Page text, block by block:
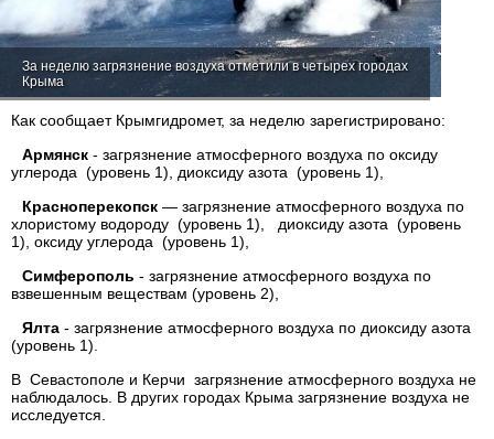
За неделю загрязнение воздуха отметили в четырех городах
Крыма
Как сообщает Крымгидромет, за неделю зарегистрировано:
Армянск - загрязнение атмосферного воздуха по оксиду
углерода (уровень 1), диоксиду азота (уровень 1),
Красноперекопск — загрязнение атмосферного воздуха по
хлористому водороду (уровень 1), диоксиду азота (уровень
1), оксиду углерода (уровень 1),
Симферополь - загрязнение атмосферного воздуха по
взвешенным веществам (уровень 2),
Ялта - загрязнение атмосферного воздуха по диоксиду азота
(уровень 1).
В Севастополе и Керчи загрязнение атмосферного воздуха не
наблюдалось. В других городах Крыма загрязнение воздуха не
исследуется.